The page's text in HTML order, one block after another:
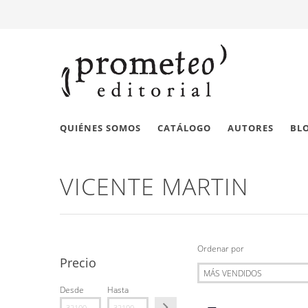
QUIÉNES SOMOS CATÁLOGO AUTORES
VICENTE MARTIN
Precio
Desde Hasta
Ordenar por